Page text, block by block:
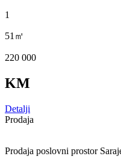
1
51㎡
220 000
KM
Detalji
Prodaja
Prodaja poslovni prostor